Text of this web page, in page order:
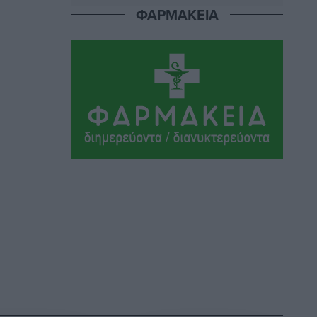
Μαρία Εκμεκτσίογλου: Η πίστη μου
είναι το μεγαλύτερο στήριγμα μου – Το
προσκύνημα στην ιερά Μονή
πριν 7 ώρες
Ακαθάριστα οικόπεδα: Τι γίνεται όταν
ο ιδιοκτήτης δεν τα καθαρίσει – Πώς
ΦΑΡΜΑΚΕΙΑ